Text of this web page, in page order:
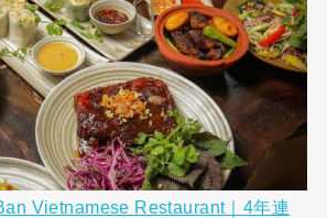
Vietnamese Restaurant｜4年連